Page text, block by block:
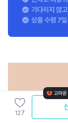
127